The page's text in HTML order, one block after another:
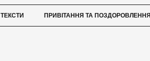
ТЕКСТИ ПРИВІТАННЯ ТА ПОЗДОРОВЛЕННЯ